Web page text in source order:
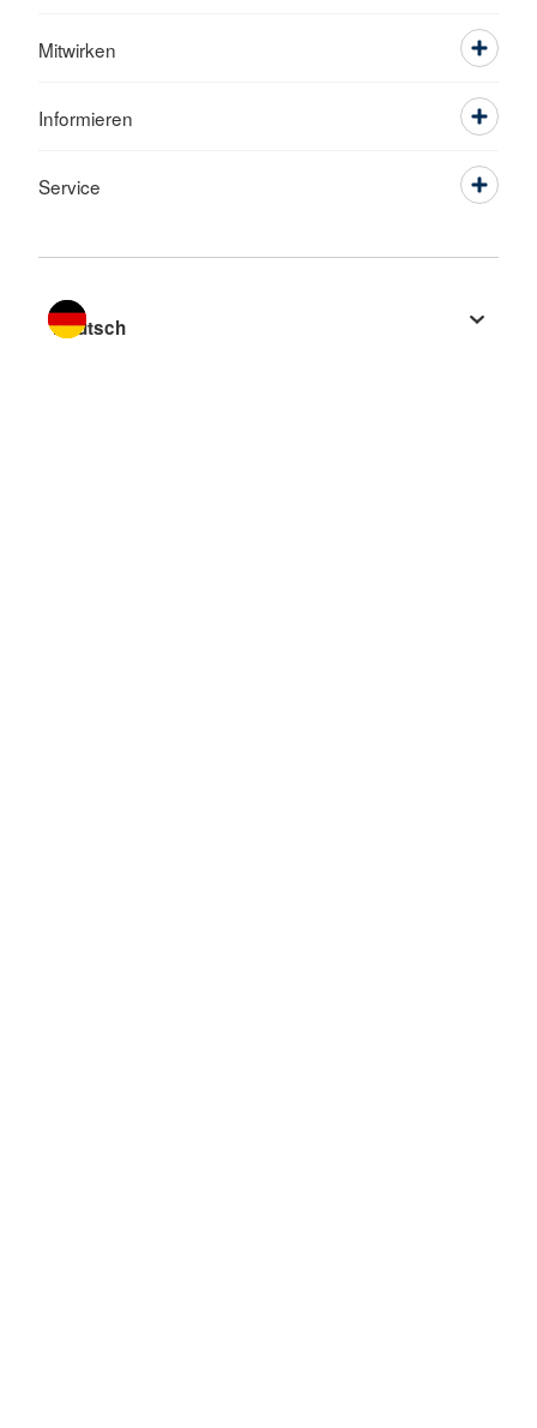
Mitwirken
Informieren
Service
Sprache wechseln zu